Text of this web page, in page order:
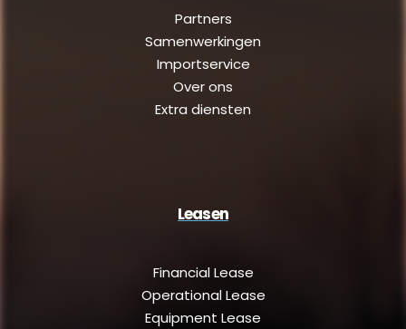
Partners
Samenwerkingen
Importservice
Over ons
Extra diensten
Leasen
Financial Lease
Operational Lease
Equipment Lease